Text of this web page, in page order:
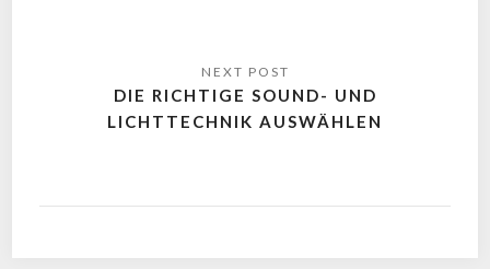
DIE RICHTIGE SOUND- UND
LICHTTECHNIK AUSWÄHLEN